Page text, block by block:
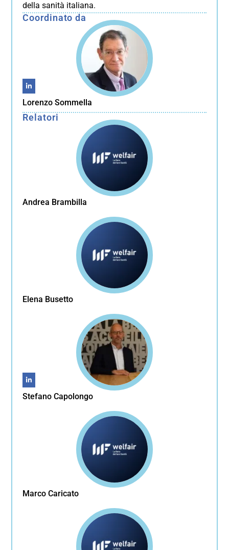
della sanità italiana.
Coordinato da
Lorenzo Sommella
Relatori
Andrea Brambilla
Elena Busetto
Stefano Capolongo
Marco Caricato